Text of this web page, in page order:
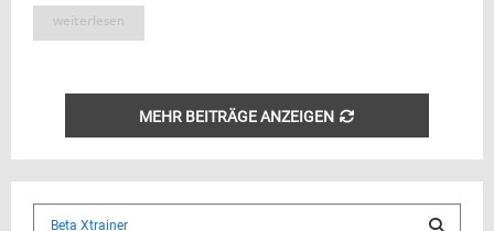
weiterlesen
MEHR BEITRÄGE ANZEIGEN